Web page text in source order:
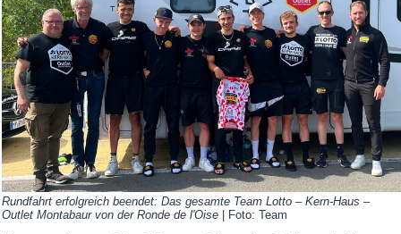
Rundfahrt erfolgreich beendet: Das gesamte Team Lotto – Kern-Haus –
Outlet Montabaur von der Ronde de l'Oise | Foto: Team